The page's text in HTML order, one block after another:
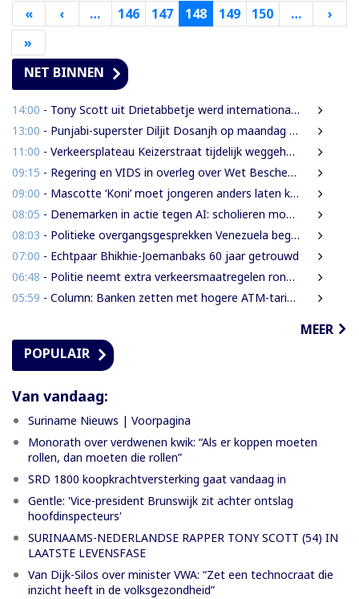
«Eerste
pagina
‹ Vorige
pagina
… 146 147 148 149 150 … ›
»
pagina
NET BINNEN
14:00 - Tony Scott uit Drietabbetje werd internationaal bekend door zijn hiphouse muziek
13:00 - Punjabi-superster Diljit Dosanjh op maandag 7 september in Ziggo Dome
11:00 - Verkeersplateau Keizerstraat tijdelijk weggehaald vanwege chaos rond Domineestraat
09:15 - Regering en VIDS in overleg over Wet Bescherming Woon- en Leefgebieden
09:00 - Mascotte ‘Koni’ moet jongeren anders laten kijken naar Surinaamse houtsector
08:05 - Denemarken in actie tegen AI: scholieren moeten extra mondelinge examens doen
08:03 - Politieke overgangsgesprekken Venezuela beginnen zonder Machado
07:00 - Echtpaar Bhikhie-Joemanbaks 60 jaar getrouwd
06:48 - Politie neemt extra verkeersmaatregelen rond afgesloten Domineestraat
05:59 - Column: Banken zetten met hogere ATM-tarieven digitale economie op achterstand
MEER
POPULAIR
Van vandaag:
Suriname Nieuws | Voorpagina
Monorath over verdwenen kwik: “Als er koppen moeten
rollen, dan moeten die rollen”
SRD 1800 koopkrachtversterking gaat vandaag in
Gentle: 'Vice-president Brunswijk zit achter ontslag
hoofdinspecteurs'
SURINAAMS-NEDERLANDSE RAPPER TONY SCOTT (54) IN
LAATSTE LEVENSFASE
Van Dijk-Silos over minister VWA: “Zet een technocraat die
inzicht heeft in de volksgezondheid”